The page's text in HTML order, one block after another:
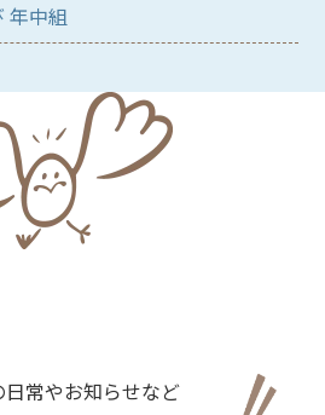
年中組
常やお知らせなど